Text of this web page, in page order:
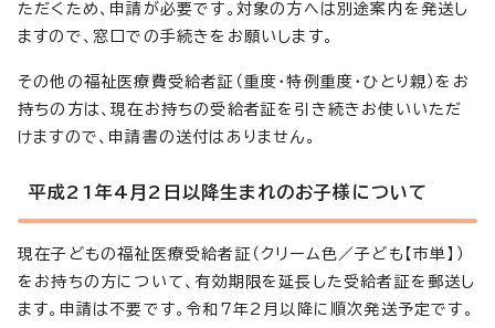
ただくため、申請が必要です。対象の方へは別途案内を発送し
ますので、窓口での手続きをお願いします。
その他の福祉医療費受給者証（重度・特例重度・ひとり親）をお
持ちの方は、現在お持ちの受給者証を引き続きお使いいただ
けますので、申請書の送付はありません。
平成21年4月2日以降生まれのお子様について
現在子どもの福祉医療受給者証（クリーム色／子ども【市単】）
をお持ちの方について、有効期限を延長した受給者証を郵送し
ます。申請は不要です。令和7年2月以降に順次発送予定です。